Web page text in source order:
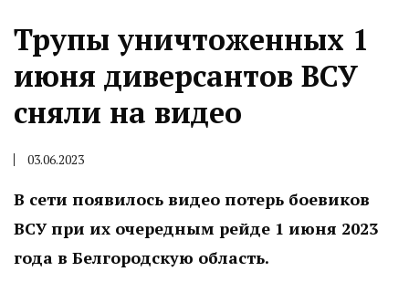
Трупы уничтоженных 1
июня диверсантов ВСУ
сняли на видео
03.06.2023
В сети появилось видео потерь боевиков
ВСУ при их очередным рейде 1 июня 2023
года в Белгородскую область.